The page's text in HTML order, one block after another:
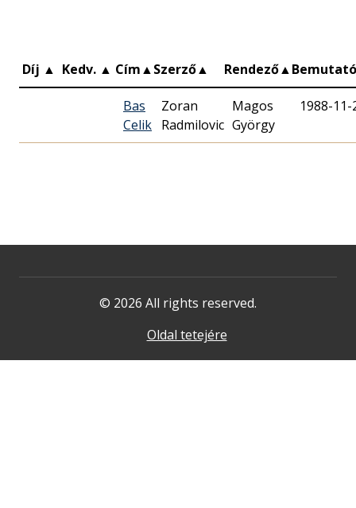
Díj ▲ Kedv. ▲ Cím▲Szerző▲ Rendező▲
Bas
Celik
Zoran
Radmilovic
Magos
György
1988-11-
© 2026 All rights reserved.
Oldal tetejére